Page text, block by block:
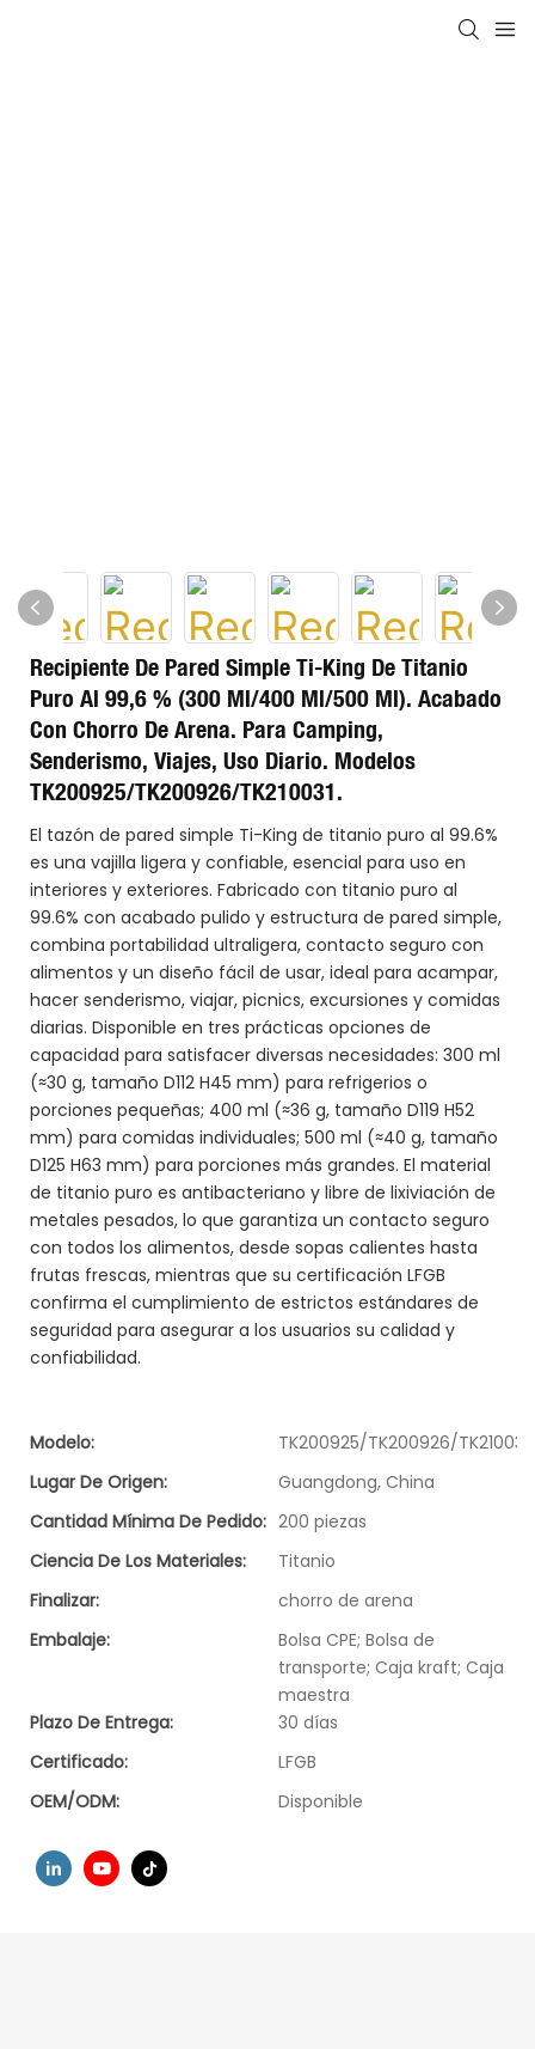
Recipiente De Pared Simple Ti-King De Titanio
Puro Al 99,6 % (300 Ml/400 Ml/500 Ml). Acabado
Con Chorro De Arena. Para Camping,
Senderismo, Viajes, Uso Diario. Modelos
TK200925/TK200926/TK210031.
El tazón de pared simple Ti-King de titanio puro al 99.6%
es una vajilla ligera y confiable, esencial para uso en
interiores y exteriores. Fabricado con titanio puro al
99.6% con acabado pulido y estructura de pared simple,
combina portabilidad ultraligera, contacto seguro con
alimentos y un diseño fácil de usar, ideal para acampar,
hacer senderismo, viajar, picnics, excursiones y comidas
diarias. Disponible en tres prácticas opciones de
capacidad para satisfacer diversas necesidades: 300 ml
(≈30 g, tamaño D112 H45 mm) para refrigerios o
porciones pequeñas; 400 ml (≈36 g, tamaño D119 H52
mm) para comidas individuales; 500 ml (≈40 g, tamaño
D125 H63 mm) para porciones más grandes. El material
de titanio puro es antibacteriano y libre de lixiviación de
metales pesados, lo que garantiza un contacto seguro
con todos los alimentos, desde sopas calientes hasta
frutas frescas, mientras que su certificación LFGB
confirma el cumplimiento de estrictos estándares de
seguridad para asegurar a los usuarios su calidad y
confiabilidad.
Modelo:
TK200925/TK200926/TK210031
Lugar De Origen:
Guangdong, China
Cantidad Mínima De Pedido: 200 piezas
Ciencia De Los Materiales:
Titanio
Finalizar:
chorro de arena
Embalaje:
Bolsa CPE; Bolsa de
transporte; Caja kraft; Caja
maestra
Plazo De Entrega:
30 días
Certificado:
LFGB
OEM/ODM:
Disponible